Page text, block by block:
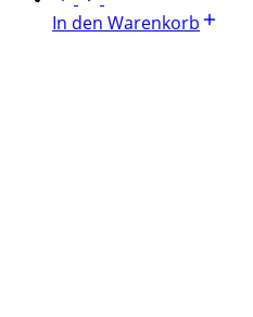
In den Warenkorb